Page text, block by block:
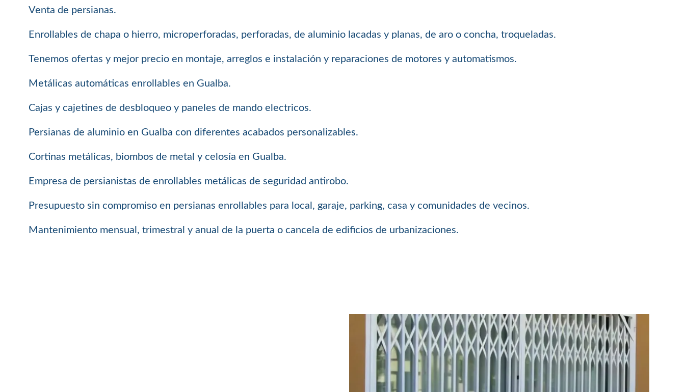
Venta de persianas.
Enrollables de chapa o hierro, microperforadas, perforadas, de aluminio lacadas y planas, de aro o concha, troqueladas.
Tenemos ofertas y mejor precio en montaje, arreglos e instalación y reparaciones de motores y automatismos.
Metálicas automáticas enrollables en Gualba.
Cajas y cajetines de desbloqueo y paneles de mando electricos.
Persianas de aluminio en Gualba con diferentes acabados personalizables.
Cortinas metálicas, biombos de metal y celosía en Gualba.
Empresa de persianistas de enrollables metálicas de seguridad antirobo.
Presupuesto sin compromiso en persianas enrollables para local, garaje, parking, casa y comunidades de vecinos.
Mantenimiento mensual, trimestral y anual de la puerta o cancela de edificios de urbanizaciones.